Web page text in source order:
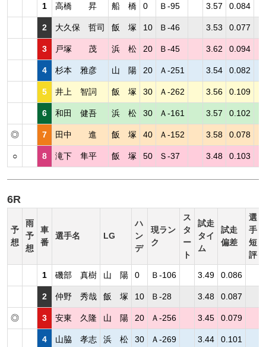
1 高橋 昇 船 橋 0 Ｂ-95 3.57 0.084
2 大久保 哲司 飯 塚 10 Ｂ-46 3.53 0.077
3 戸塚 茂 浜 松 20 Ｂ-45 3.62 0.094
4 杉本 雅彦 山 陽 20 Ａ-251 3.54 0.082
5 井上 智詞 飯 塚 30 Ａ-262 3.56 0.109
6 和田 健吾 浜 松 30 Ａ-161 3.57 0.102
◎ 7 田中 進 飯 塚 40 Ａ-152 3.58 0.078
○ 8 滝下 隼平 飯 塚 50 Ｓ-37 3.48 0.103
6R
予
想
雨
予
想
車
番
選手名 LG
ハ
ン
デ
現ラン
ク
ス
タ
ー
ト
試走
タイ
ム
試走
偏差
選
手
短
評
1 磯部 真樹 山 陽 0 Ｂ-106 3.49 0.086
2 仲野 秀哉 飯 塚 10 Ｂ-28 3.48 0.087
◎ 3 安東 久隆 山 陽 20 Ａ-256 3.45 0.079
4 山脇 孝志 浜 松 30 Ａ-269 3.44 0.101